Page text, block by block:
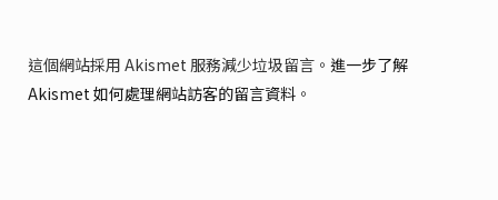
這個網站採用 Akismet 服務減少垃圾留言。 進一步了解
Akismet 如何處理網站訪客的留言資料 。